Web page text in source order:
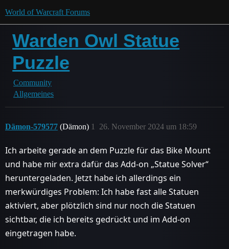
World of Warcraft Forums
Warden Owl Statue
Puzzle
Community
Allgemeines
Dämon-579577 (Dämon) 26. November 2024 um 18:59
1
Ich arbeite gerade an dem Puzzle für das Bike Mount
und habe mir extra dafür das Add-on „Statue Solver“
heruntergeladen. Jetzt habe ich allerdings ein
merkwürdiges Problem: Ich habe fast alle Statuen
aktiviert, aber plötzlich sind nur noch die Statuen
sichtbar, die ich bereits gedrückt und im Add-on
eingetragen habe.